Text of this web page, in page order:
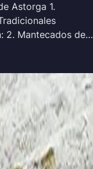
Astorga 1.
2. Mantecados de…